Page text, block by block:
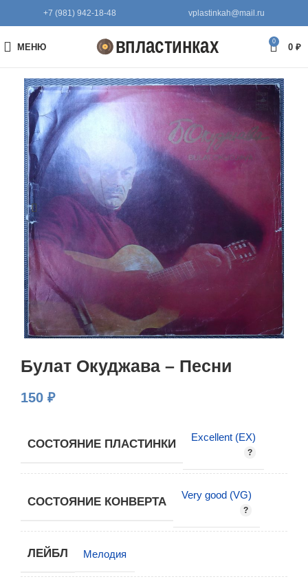
+7 (981) 942-18-48 vplastinkah@mail.ru
МЕНЮ
0
0 ₽
Булат Окуджава – Песни
150 ₽
СОСТОЯНИЕ ПЛАСТИНКИ
Excellent (EX)
СОСТОЯНИЕ КОНВЕРТА
Very good (VG)
ЛЕЙБЛ Мелодия